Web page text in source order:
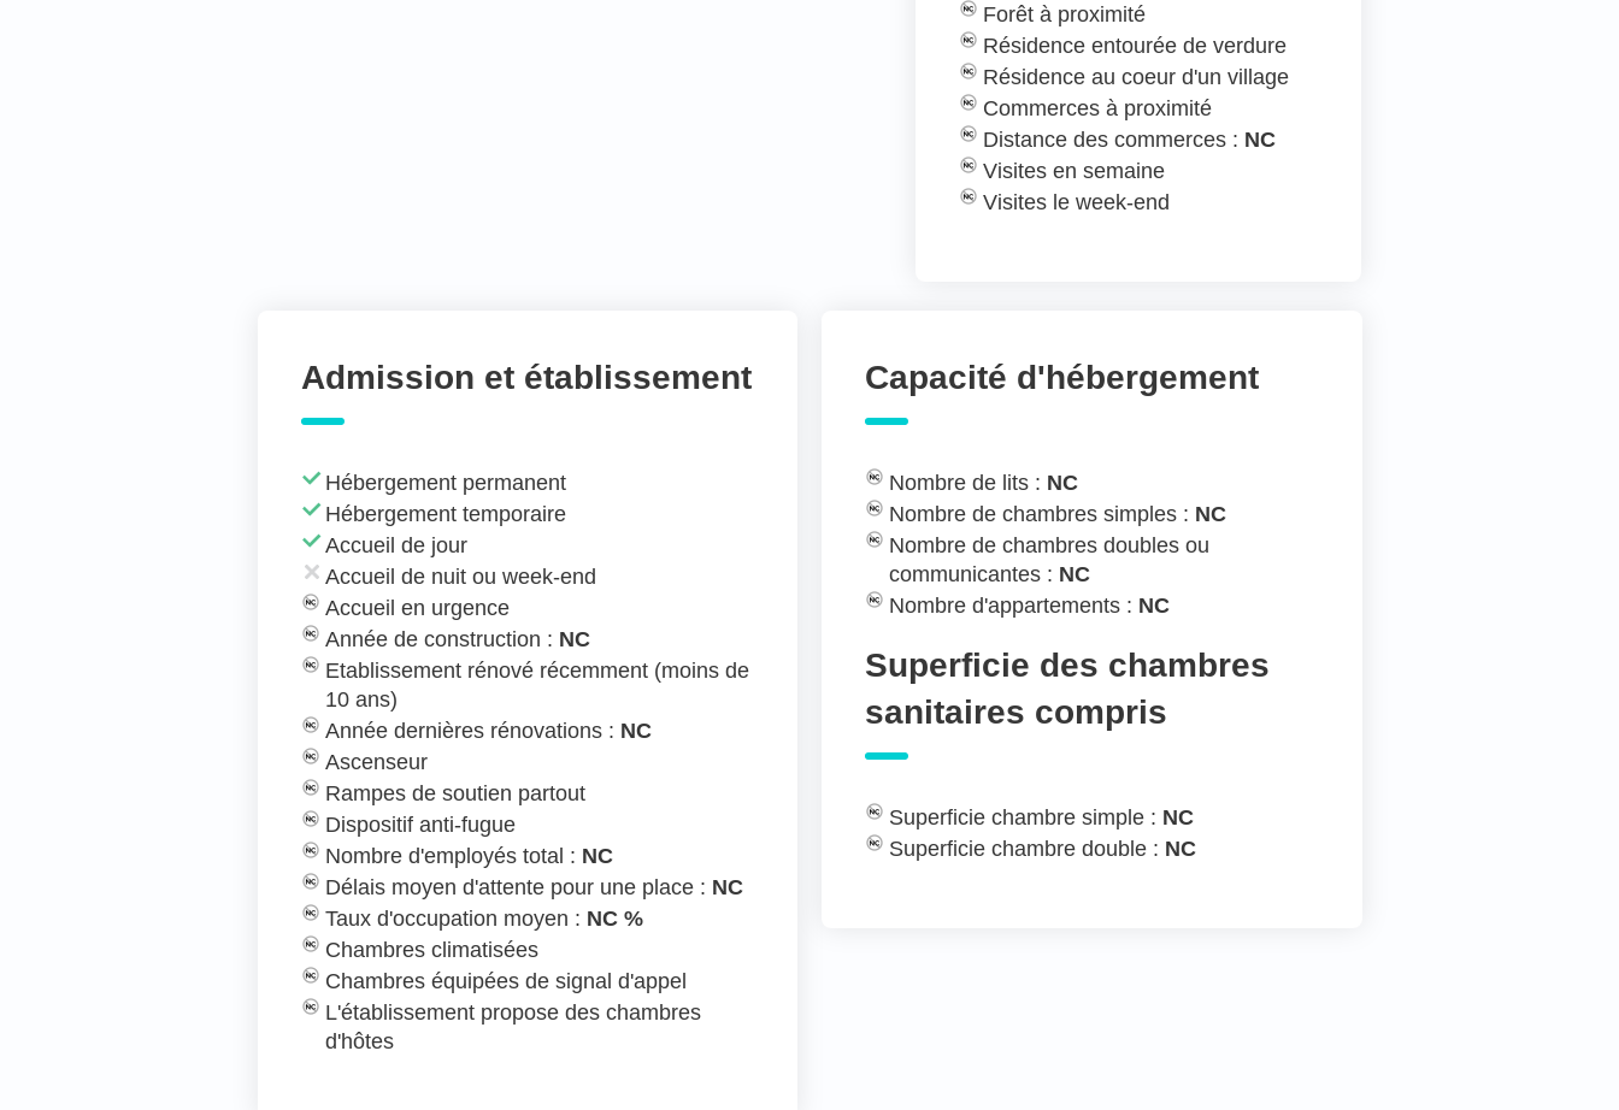
Forêt à proximité
Résidence entourée de verdure
Résidence au coeur d'un village
Commerces à proximité
Distance des commerces : NC
Visites en semaine
Visites le week-end
Admission et établissement
Hébergement permanent
Hébergement temporaire
Accueil de jour
Accueil de nuit ou week-end
Accueil en urgence
Année de construction : NC
Etablissement rénové récemment (moins de
10 ans)
Année dernières rénovations : NC
Ascenseur
Rampes de soutien partout
Dispositif anti-fugue
Nombre d'employés total : NC
Délais moyen d'attente pour une place : NC
Taux d'occupation moyen : NC %
Chambres climatisées
Chambres équipées de signal d'appel
L'établissement propose des chambres
d'hôtes
Capacité d'hébergement
Nombre de lits : NC
Nombre de chambres simples : NC
Nombre de chambres doubles ou
communicantes : NC
Nombre d'appartements : NC
Superficie des chambres
sanitaires compris
Superficie chambre simple : NC
Superficie chambre double : NC